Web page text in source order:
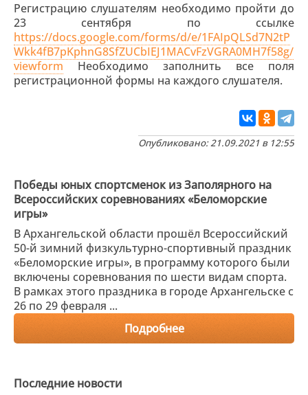
Регистрацию слушателям необходимо пройти до
23 сентября по ссылке
https://docs.google.com/forms/d/e/1FAIpQLSd7N2tP
Wkk4fB7pKphnG8SfZUCbIEJ1MACvFzVGRA0MH7f58g/
viewform Необходимо заполнить все поля
регистрационной формы на каждого слушателя.
Опубликовано: 21.09.2021 в 12:55
Победы юных спортсменок из Заполярного на
Всероссийских соревнованиях «Беломорские
игры»
В Архангельской области прошёл Всероссийский
50-й зимний физкультурно-спортивный праздник
«Беломорские игры», в программу которого были
включены соревнования по шести видам спорта.
В рамках этого праздника в городе Архангельске с
26 по 29 февраля ...
Подробнее
Последние новости